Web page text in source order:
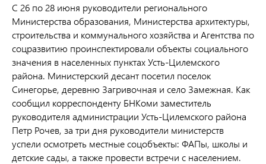
С 26 по 28 июня руководители регионального
Министерства образования, Министерства архитектуры,
строительства и коммунального хозяйства и Агентства по
соцразвитию проинспектировали объекты социального
значения в населенных пунктах Усть-Цилемского
района. Министерский десант посетил поселок
Синегорье, деревню Загривочная и село Замежная. Как
сообщил корреспонденту БНКоми заместитель
руководителя администрации Усть-Цилемского района
Петр Рочев, за три дня руководители министерств
успели осмотреть местные соцобъекты: ФАПы, школы и
детские сады, а также провести встречи с населением.